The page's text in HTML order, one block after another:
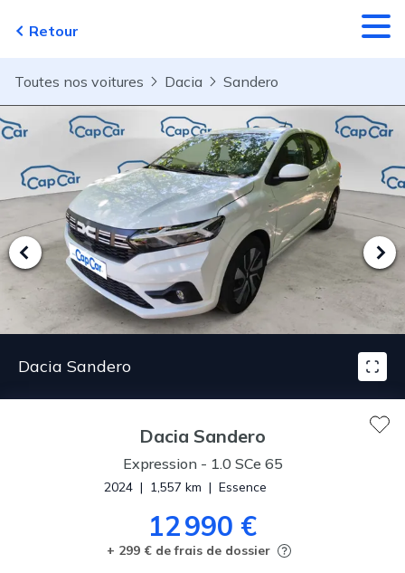
Retour
Toutes nos voitures Dacia Sandero
Dacia Sandero
Dacia Sandero
Expression- 1.0 SCe 65
2024 | 1,557 km | Essence
12 990 €
+ 299 € de frais de dossier